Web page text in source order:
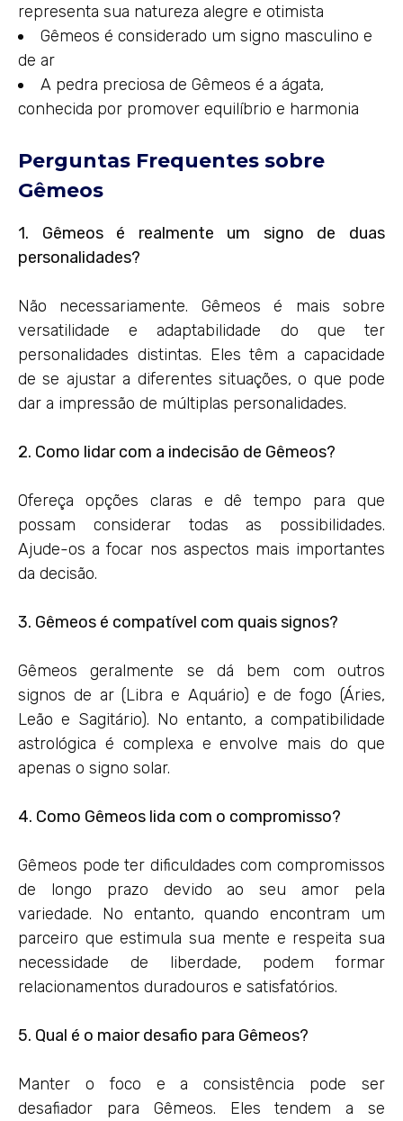
representa sua natureza alegre e otimista
Gêmeos é considerado um signo masculino e
de ar
A pedra preciosa de Gêmeos é a ágata,
conhecida por promover equilíbrio e harmonia
Perguntas Frequentes sobre
Gêmeos
1. Gêmeos é realmente um signo de duas
personalidades?
Não necessariamente. Gêmeos é mais sobre
versatilidade e adaptabilidade do que ter
personalidades distintas. Eles têm a capacidade
de se ajustar a diferentes situações, o que pode
dar a impressão de múltiplas personalidades.
2. Como lidar com a indecisão de Gêmeos?
Ofereça opções claras e dê tempo para que
possam considerar todas as possibilidades.
Ajude-os a focar nos aspectos mais importantes
da decisão.
3. Gêmeos é compatível com quais signos?
Gêmeos geralmente se dá bem com outros
signos de ar (Libra e Aquário) e de fogo (Áries,
Leão e Sagitário). No entanto, a compatibilidade
astrológica é complexa e envolve mais do que
apenas o signo solar.
4. Como Gêmeos lida com o compromisso?
Gêmeos pode ter dificuldades com compromissos
de longo prazo devido ao seu amor pela
variedade. No entanto, quando encontram um
parceiro que estimula sua mente e respeita sua
necessidade de liberdade, podem formar
relacionamentos duradouros e satisfatórios.
5. Qual é o maior desafio para Gêmeos?
Manter o foco e a consistência pode ser
desafiador para Gêmeos. Eles tendem a se